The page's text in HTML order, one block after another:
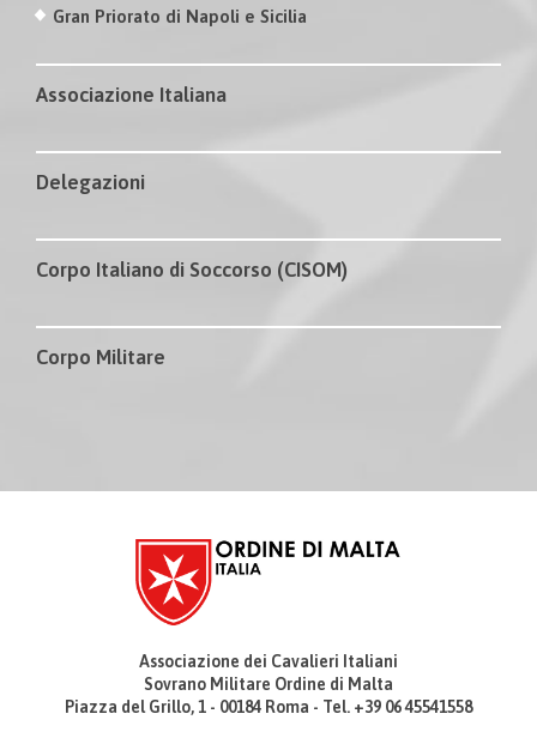
Gran Priorato di Napoli e Sicilia
Associazione Italiana
Delegazioni
Corpo Italiano di Soccorso (CISOM)
Corpo Militare
Associazione dei Cavalieri Italiani
Sovrano Militare Ordine di Malta
Piazza del Grillo, 1 - 00184 Roma - Tel. +39 06 45541558